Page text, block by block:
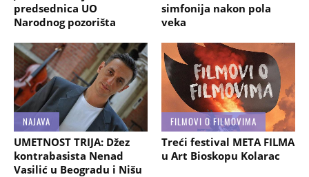
predsednica UO
Narodnog pozorišta
simfonija nakon pola
veka
NAJAVA
UMETNOST TRIJA: Džez
kontrabasista Nenad
Vasilić u Beogradu i Nišu
FILMOVI O FILMOVIMA
Treći festival META FILMA
u Art Bioskopu Kolarac